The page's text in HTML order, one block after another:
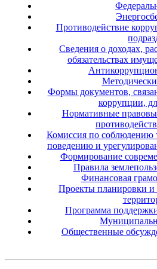
Противодействие
Сведения о доходах,
обязательствах
Формы документов,
коррупции,
Нормативные
Комиссия по соблюдению
поведению и
Формирование
Правила
Финансовая
Проекты планировки и
Программа
Общественные